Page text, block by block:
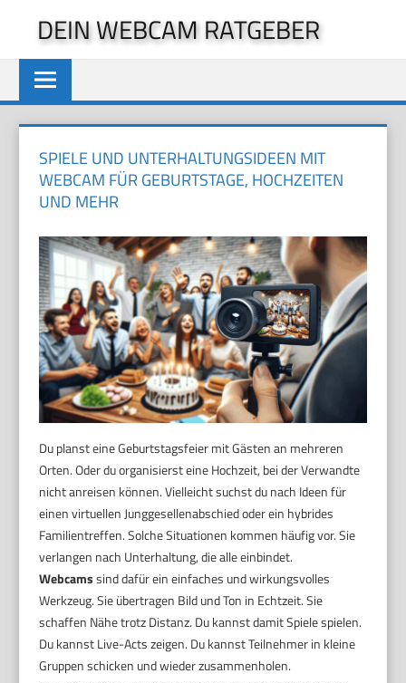
springen
DEIN WEBCAM RATGEBER
SPIELE UND UNTERHALTUNGSIDEEN MIT
WEBCAM FÜR GEBURTSTAGE, HOCHZEITEN
UND MEHR
Du planst eine Geburtstagsfeier mit Gästen an mehreren
Orten. Oder du organisierst eine Hochzeit, bei der Verwandte
nicht anreisen können. Vielleicht suchst du nach Ideen für
einen virtuellen Junggesellenabschied oder ein hybrides
Familientreffen. Solche Situationen kommen häufig vor. Sie
verlangen nach Unterhaltung, die alle einbindet.
Webcamssind dafür ein einfaches und wirkungsvolles
Werkzeug. Sie übertragen Bild und Ton in Echtzeit. Sie
schaffen Nähe trotz Distanz. Du kannst damit Spiele spielen.
Du kannst Live-Acts zeigen. Du kannst Teilnehmer in kleine
Gruppen schicken und wieder zusammenholen.